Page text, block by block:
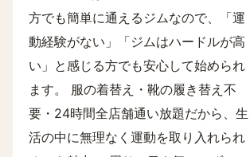
方でも簡単に通えるジムなので、「運
動経験がない」「ジムはハードルが高
い」と感じる方でも安心して始められ
ます。 服の着替え・靴の履き替え不
要・24時間全店舗通い放題だから、生
活の中に無理なく運動を取り入れられ